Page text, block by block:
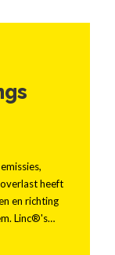
heeft
en richting
Linc®'s…